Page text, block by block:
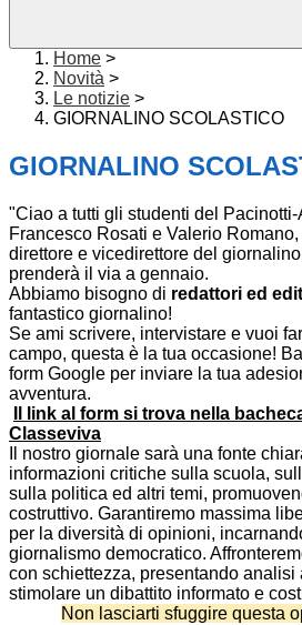
Home >
Novità >
Le notizie >
GIORNALINO SCOLASTICO
GIORNALINO
"Ciao a tutti gli studenti del
Francesco Rosati e Valerio
direttore e vicedirettore del
prenderà il via a gennaio.
Abbiamo bisogno di redattori ed
fantastico giornalino!
Se ami scrivere, intervistare e vuoi
campo, questa è la tua occasione!
form Google per inviare la tua
avventura.
Il link al form si trova nella
Classeviva
Il nostro giornale sarà una fonte
informazioni critiche sulla scuola,
sulla politica ed altri temi,
costruttivo. Garantiremo massima
per la diversità di opinioni,
giornalismo democratico.
con schiettezza, presentando analisi
stimolare un dibattito informato e
Non lasciarti sfuggire questa